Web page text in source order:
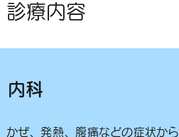
診療内容
内科
かぜ、発熱、腹痛などの症状か